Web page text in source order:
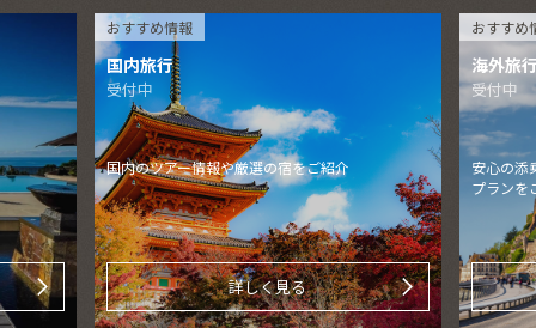
おすすめ情報
海外旅行・海外ツアー
受付中
安心の添乗員付きツアーやアレンジ可能なフリー
プランをご紹介
詳しく見る
ツアー情
クルー
受付中
トヨタ
ーズ旅行